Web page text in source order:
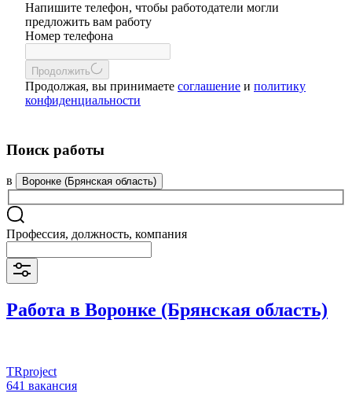
Напишите телефон, чтобы работодатели могли
предложить вам работу
Номер телефона
Продолжить
Продолжая, вы принимаете соглашение и политику
конфиденциальности
Поиск работы
в Воронке (Брянская область)
Профессия, должность, компания
Работа в Воронке (Брянская область)
TRproject
641 вакансия